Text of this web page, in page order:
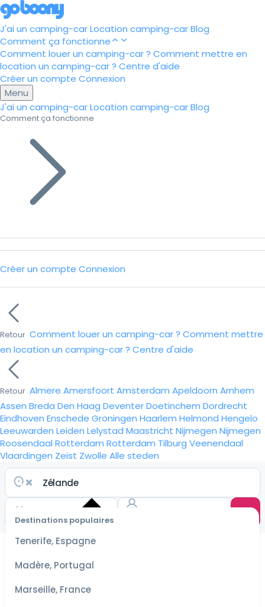
J'ai un camping-carLocation camping-carBlog
Comment ça fonctionne
Comment louer un camping-car ? Comment mettre en
location un camping-car ? Centre d'aide
Créer un compte Connexion
Menu
J'ai un camping-carLocation camping-carBlog
Comment ça fonctionne
Créer un compte Connexion
Retour Comment louer un camping-car ? Comment mettre
en location un camping-car ? Centre d'aide
Retour Almere Amersfoort Amsterdam Apeldoorn Arnhem
Assen Breda Den Haag DeventerDoetinchem Dordrecht
Eindhoven Enschede Groningen Haarlem Helmond Hengelo
Leeuwarden Leiden Lelystad Maastricht Nijmegen Nijmegen
Roosendaal Rotterdam Rotterdam Tilburg Veenendaal
Vlaardingen Zeist Zwolle Alle steden
Destinations populaires
Tenerife, Espagne
Madère, Portugal
Marseille, France
Choisir
les
pour les
tarifs